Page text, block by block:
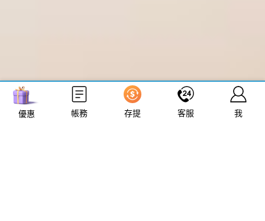
優惠 帳務 存提 客服 我
立即來電 加入好友